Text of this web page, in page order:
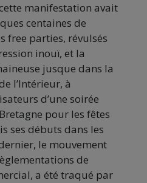
manifestation avait
centaines de
free parties, révulsés
inouï, et la
jusque dans la
l’Intérieur, à
d’une soirée
pour les fêtes
ses débuts dans les
le mouvement
de
a été traqué par